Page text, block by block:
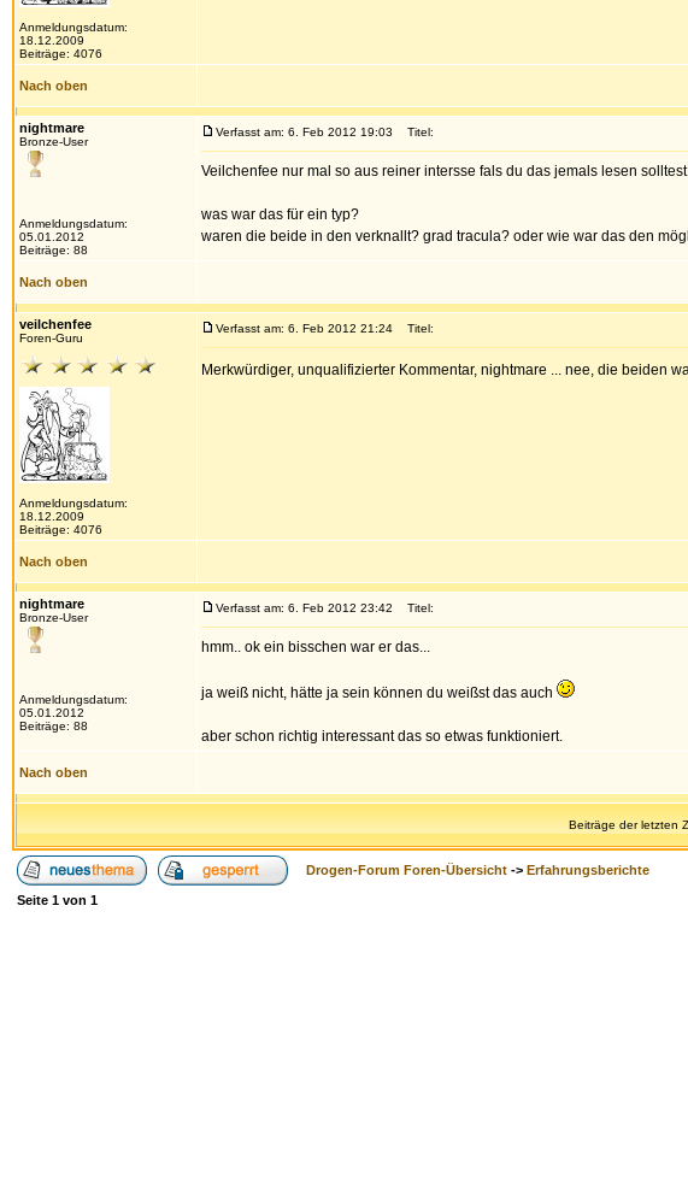
Anmeldungsdatum:
18.12.2009
Beiträge: 4076
Nach oben
nightmare
Bronze-User
Anmeldungsdatum:
05.01.2012
Beiträge: 88
Verfasst am: 6. Feb 2012 19:03 Titel:
Veilchenfee nur mal so aus reiner intersse fals du das jemals lesen
was war das für ein typ?
waren die beide in den verknallt? grad tracula? oder wie war das den
Nach oben
veilchenfee
Foren-Guru
Anmeldungsdatum:
18.12.2009
Beiträge: 4076
Verfasst am: 6. Feb 2012 21:24 Titel:
Merkwürdiger, unqualifizierter Kommentar, nightmare ... nee, die beiden
Nach oben
nightmare
Bronze-User
Anmeldungsdatum:
05.01.2012
Beiträge: 88
Verfasst am: 6. Feb 2012 23:42 Titel:
hmm.. ok ein bisschen war er das...
ja weiß nicht, hätte ja sein können du weißst das auch
aber schon richtig interessant das so etwas funktioniert.
Nach oben
Beiträge der letzten
Drogen-Forum Foren-Übersicht -> Erfahrungsberichte
Seite 1 von 1